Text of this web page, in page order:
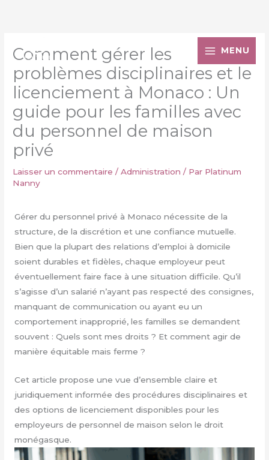
MENU
Comment gérer les
problèmes disciplinaires et le
licenciement à Monaco : Un
guide pour les familles avec
du personnel de maison
privé
Laisser un commentaire /Administration / Par Platinum
Nanny
Gérer du personnel privé à Monaco nécessite de la
structure, de la discrétion et une confiance mutuelle.
Bien que la plupart des relations d’emploi à domicile
soient durables et fidèles, chaque employeur peut
éventuellement faire face à une situation difficile. Qu’il
s’agisse d’un salarié n’ayant pas respecté des consignes,
manquant de communication ou ayant eu un
comportement inapproprié, les familles se demandent
souvent : Quels sont mes droits ? Et comment agir de
manière équitable mais ferme ?
Cet article propose une vue d’ensemble claire et
juridiquement informée des procédures disciplinaires et
des options de licenciement disponibles pour les
employeurs de personnel de maison selon le droit
monégasque.